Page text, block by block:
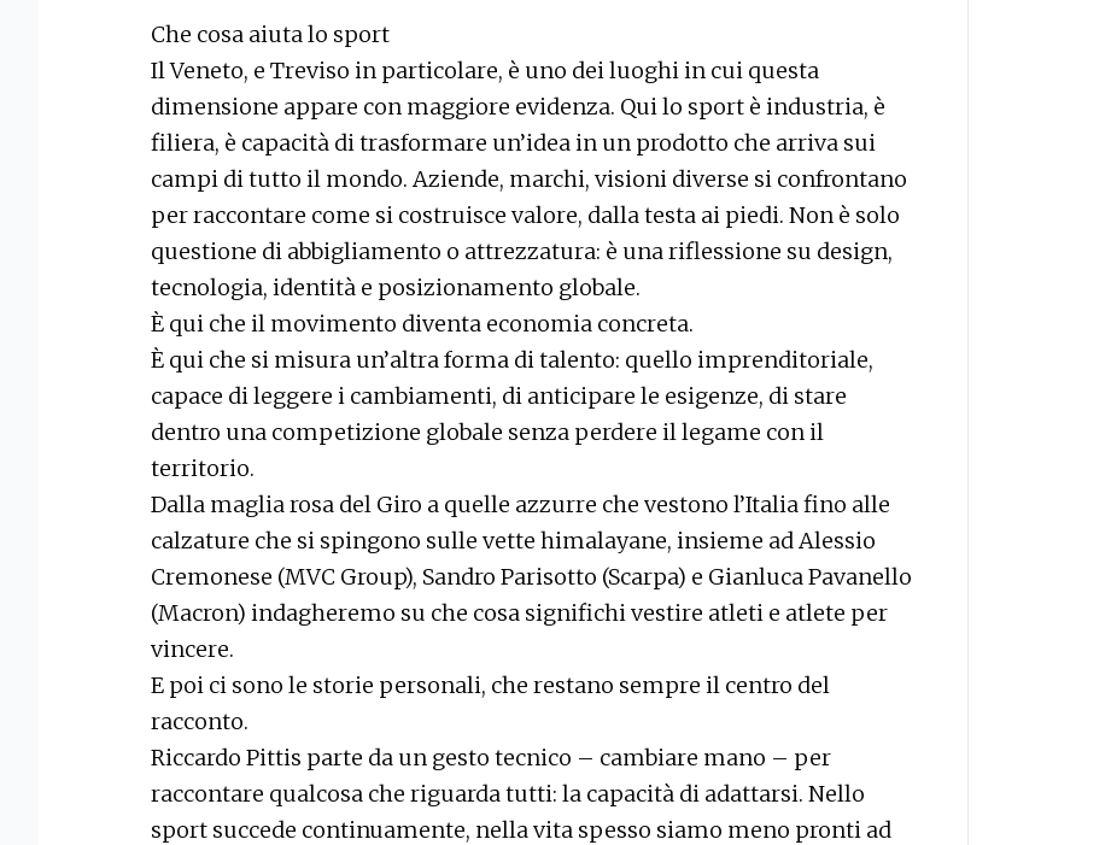
Che cosa aiuta lo sport
Il Veneto, e Treviso in particolare, è uno dei luoghi in cui questa
dimensione appare con maggiore evidenza. Qui lo sport è industria, è
filiera, è capacità di trasformare un’idea in un prodotto che arriva sui
campi di tutto il mondo. Aziende, marchi, visioni diverse si confrontano
per raccontare come si costruisce valore, dalla testa ai piedi. Non è solo
questione di abbigliamento o attrezzatura: è una riflessione su design,
tecnologia, identità e posizionamento globale.
È qui che il movimento diventa economia concreta.
È qui che si misura un’altra forma di talento: quello imprenditoriale,
capace di leggere i cambiamenti, di anticipare le esigenze, di stare
dentro una competizione globale senza perdere il legame con il
territorio.
Dalla maglia rosa del Giro a quelle azzurre che vestono l’Italia fino alle
calzature che si spingono sulle vette himalayane, insieme ad Alessio
Cremonese (MVC Group), Sandro Parisotto (Scarpa) e Gianluca Pavanello
(Macron) indagheremo su che cosa significhi vestire atleti e atlete per
vincere.
E poi ci sono le storie personali, che restano sempre il centro del
racconto.
Riccardo Pittis parte da un gesto tecnico – cambiare mano – per
raccontare qualcosa che riguarda tutti: la capacità di adattarsi. Nello
sport succede continuamente, nella vita spesso siamo meno pronti ad